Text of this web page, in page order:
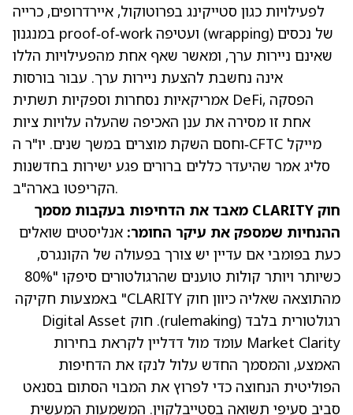
לפעילויות כגון סטייקינג בפרוטוקול, איירדרופים, כרייה
במנגנון proof‑of‑work ועטיפה (wrapping) של נכסים
שאינם ניירות ערך, ומאשר שאף אחת מהפעילויות הללו
אינה נחשבת להצעת ניירות ערך. עבור בורסות
אמריקאיות נסחרות וספקיות תשתית DeFi, הפסקה
אחת זו מסירה את ענן האכיפה שהעלה עלויות ציות
וחסם השקת מוצרים במשך שנים. יו"ר ה‑CFTC
סליג אמר שהיעדר כללים ברורים פגע ישירות בחדשנות
הקריפטו בארה"ב.
חוק CLARITY מאבד את הדחיפות בעקבות מסמך
ההנחיות שמספק את עיקר החומר: אנליסטים שואלים
כעת בפומבי אם עדיין יש צורך בפעולה של הקונגרס,
כשיותר ויותר קולות טוענים שהרגולטורים
סיפקו "80%
מהתוצאה שאליה כיוון חוק CLARITY"
באמצעות חקיקה
רגולטורית בלבד (rulemaking). חוק Digital Asset
Market Clarity עומד מול דדליין לקראת בחירות
האמצע, והמסמך החדש עלול לנקז את הדחיפות
הפוליטית הנחוצה כדי לפרוץ את המבוי הסתום בסנאט
סביב סעיפי תשואה בסטייבלקוין. המשמעות המעשית